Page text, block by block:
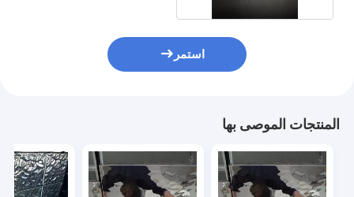
استمر
المنتجات الموصى بها